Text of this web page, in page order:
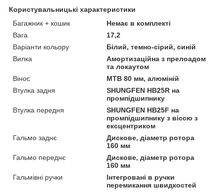
Користувальницькі характеристики
Багажник + кошик
Немає в комплекті
Вага
17,2
Варіанти кольору
Білий, темно-сірий, синій
Вилка
Амортизаційна з прелоадом
та локаутом
Вінос
МТВ 80 мм, алюміній
Втулка задня
SHUNGFEN HB25R на
промпідшипнику
Втулка передня
SHUNGFEN HB25F на
промпідшипнику з віссю з
ексцентриком
Гальмо заднє
Дискове, діаметр ротора
160 мм
Гальмо переднє
Дискове, діаметр ротора
160 мм
Гальмівні ручки
Інтегровані в ручки
перемикання швидкостей